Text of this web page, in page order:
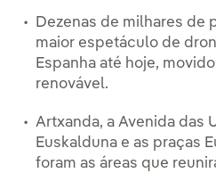
Dezenas de milhares de
maior espetáculo de
Espanha até hoje,
renovável.
Artxanda, a Avenida das
Euskalduna e as praças
foram as áreas que